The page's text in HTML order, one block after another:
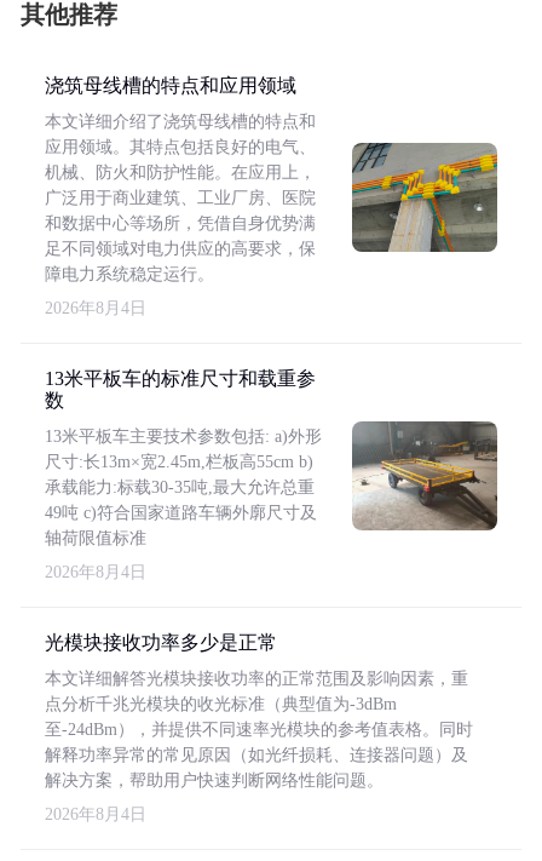
其他推荐
浇筑母线槽的特点和应用领域
本文详细介绍了浇筑母线槽的特点和
应用领域。其特点包括良好的电气、
机械、防火和防护性能。在应用上，
广泛用于商业建筑、工业厂房、医院
和数据中心等场所，凭借自身优势满
足不同领域对电力供应的高要求，保
障电力系统稳定运行。
2026年8月4日
13米平板车的标准尺寸和载重参
数
13米平板车主要技术参数包括: a)外形
尺寸:长13m×宽2.45m,栏板高55cm b)
承载能力:标载30-35吨,最大允许总重
49吨 c)符合国家道路车辆外廓尺寸及
轴荷限值标准
2026年8月4日
光模块接收功率多少是正常
本文详细解答光模块接收功率的正常范围及影响因素，重
点分析千兆光模块的收光标准（典型值为-3dBm
至-24dBm），并提供不同速率光模块的参考值表格。同时
解释功率异常的常见原因（如光纤损耗、连接器问题）及
解决方案，帮助用户快速判断网络性能问题。
2026年8月4日